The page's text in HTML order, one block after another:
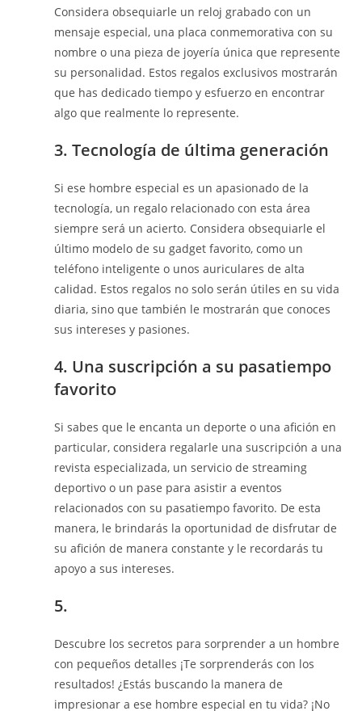
Considera obsequiarle un reloj grabado con un
mensaje especial, una placa conmemorativa con su
nombre o una pieza de joyería única que represente
su personalidad. Estos regalos exclusivos mostrarán
que has dedicado tiempo y esfuerzo en encontrar
algo que realmente lo represente.
3. Tecnología de última generación
Si ese hombre especial es un apasionado de la
tecnología, un regalo relacionado con esta área
siempre será un acierto. Considera obsequiarle el
último modelo de su gadget favorito, como un
teléfono inteligente o unos auriculares de alta
calidad. Estos regalos no solo serán útiles en su vida
diaria, sino que también le mostrarán que conoces
sus intereses y pasiones.
4. Una suscripción a su pasatiempo
favorito
Si sabes que le encanta un deporte o una afición en
particular, considera regalarle una suscripción a una
revista especializada, un servicio de streaming
deportivo o un pase para asistir a eventos
relacionados con su pasatiempo favorito. De esta
manera, le brindarás la oportunidad de disfrutar de
su afición de manera constante y le recordarás tu
apoyo a sus intereses.
5.
Descubre los secretos para sorprender a un hombre
con pequeños detalles ¡Te sorprenderás con los
resultados! ¿Estás buscando la manera de
impresionar a ese hombre especial en tu vida? ¡No